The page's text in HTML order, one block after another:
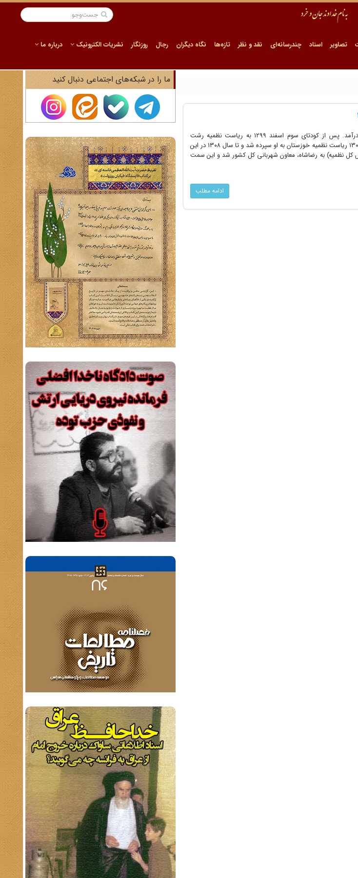
تصاویر اسناد چندرسانه‌ای نقد و نظر تازه‌ها نگاه دیگران رجال روزنگار نشریات الکترونیک درباره ما
رکن‌الدین مختاری در زمان سوئدی‌ها به استخدام نظمیه(شهربانی) درآمد. پس از کودتای سوم اسفند ۱۲۹۹ به ریاست نظمیه رشت
منصوب شد و دو سال بعد به ریاست نظمیه کرمانشاه رسید. در سال ۱۳۰۳ ریاست نظمیه خوزستان به او سپرده شد و تا سال ۱۳۰۸ در این
کوپال(رئیس کل نظمیه) به رضاشاه، معاون شهربانی کل کشور شد و این سمت
ادامه مطلب
ما را در شبکه‌های اجتماعی دنبال کنید